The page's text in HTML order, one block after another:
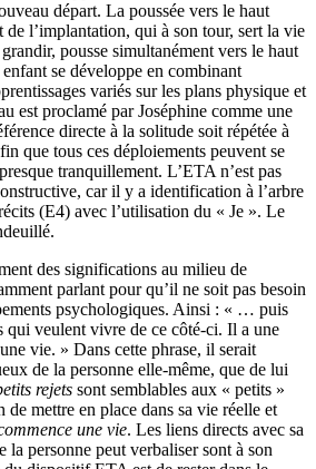
départ. La poussée vers le haut
de l’implantation, qui à son tour, sert la vie
pousse simultanément vers le haut
se développe en combinant
variés sur les plans physique et
est proclamé par Joséphine comme une
directe à la solitude soit répétée à
que tous ces déploiements peuvent se
tranquillement. L’ETA n’est pas
car il y a identification à l’arbre
(E4) avec l’utilisation du « Je ». Le
des significations au milieu de
parlant pour qu’il ne soit pas besoin
psychologiques. Ainsi : « … puis
qui veulent vivre de ce côté-ci. Il a une
vie. » Dans cette phrase, il serait
de la personne elle-même, que de lui
rejets sont semblables aux « petits »
de mettre en place dans sa vie réelle et
une vie. Les liens directs avec sa
la personne peut verbaliser sont à son